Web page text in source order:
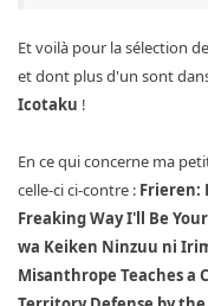
Et voilà pour la sélection
et dont plus d'un sont
Icotaku !
En ce qui concerne ma
celle-ci ci-contre : Frieren:
Freaking Way I'll Be
wa Keiken Ninzuu ni
Misanthrope Teaches a